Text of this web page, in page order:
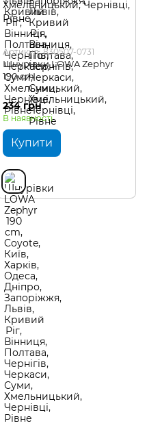
Артикул: 830507-0731
Шнурівки LOWA Zephyr
190 cm
234 грн
В наявності
Купити